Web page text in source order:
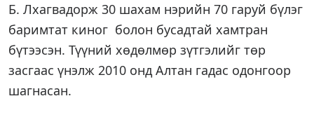
Б. Лхагвадорж 30 шахам нэрийн 70 гаруй бүлэг
баримтат киног болон бусадтай хамтран
бүтээсэн. Түүний хөдөлмөр зүтгэлийг төр
засгаас үнэлж 2010 онд Алтан гадас одонгоор
шагнасан.